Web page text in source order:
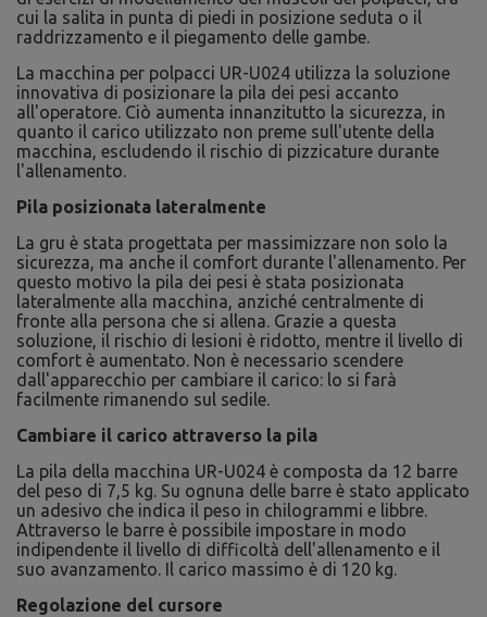
cui la salita in punta di piedi in posizione seduta o il
raddrizzamento e il piegamento delle gambe.
La macchina per polpacci UR-U024 utilizza la soluzione
innovativa di posizionare la pila dei pesi accanto
all'operatore. Ciò aumenta innanzitutto la sicurezza, in
quanto il carico utilizzato non preme sull'utente della
macchina, escludendo il rischio di pizzicature durante
l'allenamento.
Pila posizionata lateralmente
La gru è stata progettata per massimizzare non solo la
sicurezza, ma anche il comfort durante l'allenamento. Per
questo motivo la pila dei pesi è stata posizionata
lateralmente alla macchina, anziché centralmente di
fronte alla persona che si allena. Grazie a questa
soluzione, il rischio di lesioni è ridotto, mentre il livello di
comfort è aumentato. Non è necessario scendere
dall'apparecchio per cambiare il carico: lo si farà
facilmente rimanendo sul sedile.
Cambiare il carico attraverso la pila
La pila della macchina UR-U024 è composta da 12 barre
del peso di 7,5 kg. Su ognuna delle barre è stato applicato
un adesivo che indica il peso in chilogrammi e libbre.
Attraverso le barre è possibile impostare in modo
indipendente il livello di difficoltà dell'allenamento e il
suo avanzamento. Il carico massimo è di 120 kg.
Regolazione del cursore